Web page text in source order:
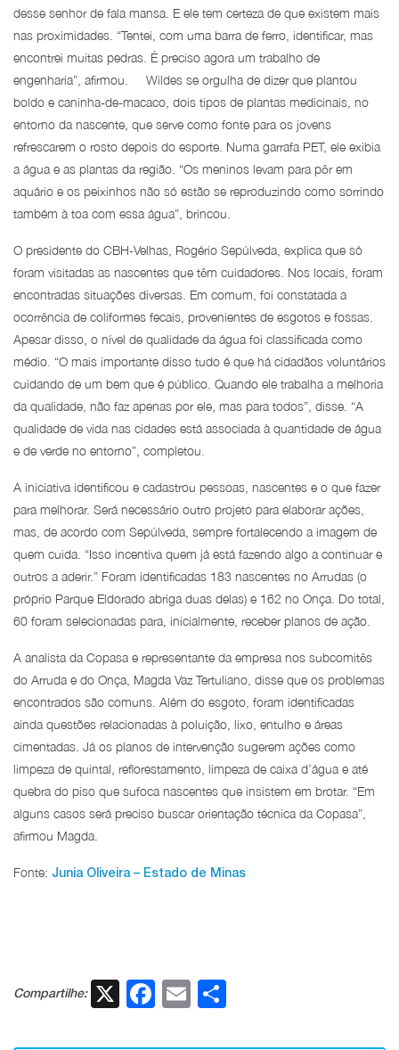
desse senhor de fala mansa. E ele tem certeza de que existem mais
nas proximidades. “Tentei, com uma barra de ferro, identificar, mas
encontrei muitas pedras. É preciso agora um trabalho de
engenharia”, afirmou. Wildes se orgulha de dizer que plantou
boldo e caninha-de-macaco, dois tipos de plantas medicinais, no
entorno da nascente, que serve como fonte para os jovens
refrescarem o rosto depois do esporte. Numa garrafa PET, ele exibia
a água e as plantas da região. “Os meninos levam para pôr em
aquário e os peixinhos não só estão se reproduzindo como sorrindo
também à toa com essa água”, brincou.
O presidente do CBH-Velhas, Rogério Sepúlveda, explica que só
foram visitadas as nascentes que têm cuidadores. Nos locais, foram
encontradas situações diversas. Em comum, foi constatada a
ocorrência de coliformes fecais, provenientes de esgotos e fossas.
Apesar disso, o nível de qualidade da água foi classificada como
médio. “O mais importante disso tudo é que há cidadãos voluntários
cuidando de um bem que é público. Quando ele trabalha a melhoria
da qualidade, não faz apenas por ele, mas para todos”, disse. “A
qualidade de vida nas cidades está associada à quantidade de água
e de verde no entorno”, completou.
A iniciativa identificou e cadastrou pessoas, nascentes e o que fazer
para melhorar. Será necessário outro projeto para elaborar ações,
mas, de acordo com Sepúlveda, sempre fortalecendo a imagem de
quem cuida. “Isso incentiva quem já está fazendo algo a continuar e
outros a aderir.” Foram identificadas 183 nascentes no Arrudas (o
próprio Parque Eldorado abriga duas delas) e 162 no Onça. Do total,
60 foram selecionadas para, inicialmente, receber planos de ação.
A analista da Copasa e representante da empresa nos subcomitês
do Arruda e do Onça, Magda Vaz Tertuliano, disse que os problemas
encontrados são comuns. Além do esgoto, foram identificadas
ainda questões relacionadas à poluição, lixo, entulho e áreas
cimentadas. Já os planos de intervenção sugerem ações como
limpeza de quintal, reflorestamento, limpeza de caixa d’água e até
quebra do piso que sufoca nascentes que insistem em brotar. “Em
alguns casos será preciso buscar orientação técnica da Copasa”,
afirmou Magda.
Fonte: Junia Oliveira – Estado de Minas
Compartilhe: X Facebook
Email